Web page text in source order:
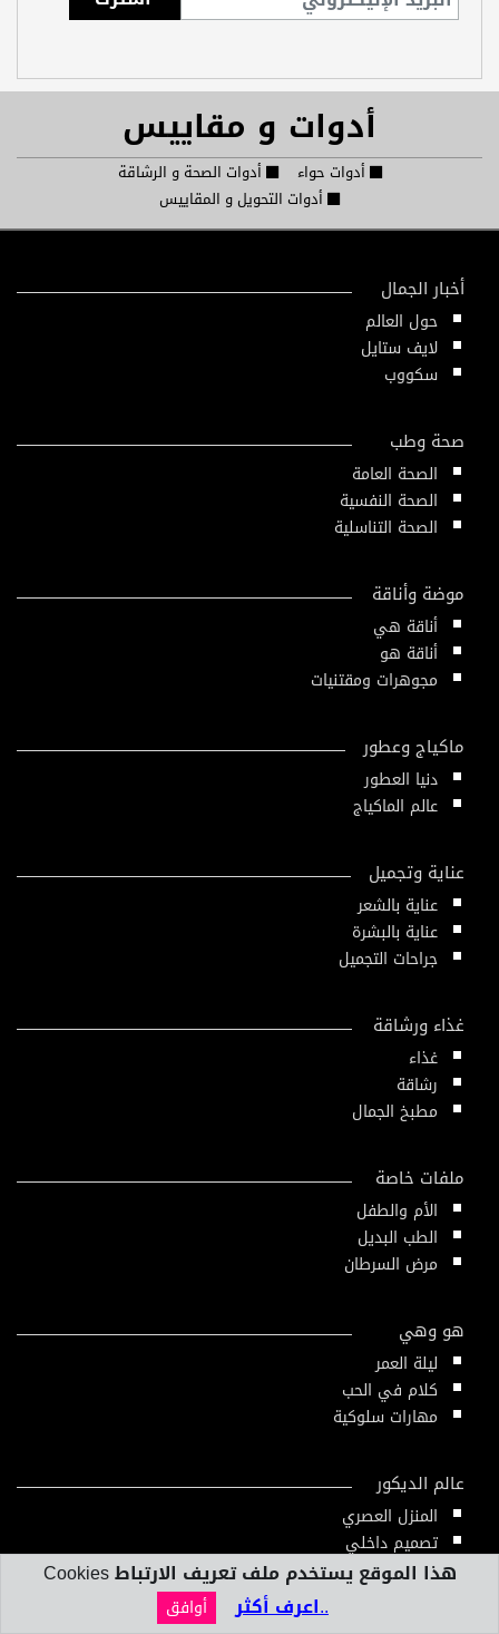
أدوات و مقاييس
أدوات حواء
أدوات الصحة و الرشاقة
أدوات التحويل و المقاييس
أخبار الجمال
حول العالم
لايف ستايل
سكووب
صحة وطب
الصحة العامة
الصحة النفسية
الصحة التناسلية
موضة وأناقة
أناقة هي
أناقة هو
مجوهرات ومقتنيات
ماكياج وعطور
دنيا العطور
عالم الماكياج
عناية وتجميل
عناية بالشعر
عناية بالبشرة
جراحات التجميل
غذاء ورشاقة
غذاء
رشاقة
مطبخ الجمال
ملفات خاصة
الأم والطفل
الطب البديل
مرض السرطان
هو وهي
ليلة العمر
كلام في الحب
مهارات سلوكية
عالم الديكور
المنزل العصري
تصميم داخلي
هذا الموقع يستخدم ملف تعريف الارتباط Cookies
..اعرف أكثر
أوافق